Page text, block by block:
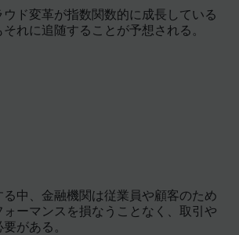
ド変革が指数関数的に成長している
れに追随することが予想される。
中、金融機関は従業員や顧客のため
ーマンスを損なうことなく、取引や
がある。